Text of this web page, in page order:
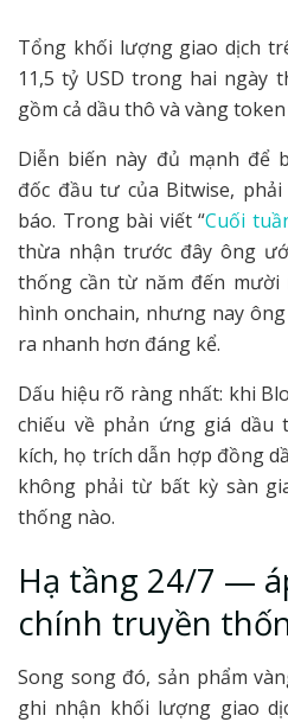
Tổng khối lượng giao dịch
11,5 tỷ USD trong hai ngày
gồm cả dầu thô và vàng
Diễn biến này đủ mạnh để
đốc đầu tư của Bitwise,
báo. Trong bài viết “Cuối
thừa nhận trước đây ông
thống cần từ năm đến mười
hình onchain, nhưng nay
ra nhanh hơn đáng kể.
Dấu hiệu rõ ràng nhất: khi
chiếu về phản ứng giá dầu
kích, họ trích dẫn hợp đồng
không phải từ bất kỳ sàn
thống nào.
Hạ tầng 24/7 —
chính truyền
Song song đó, sản phẩm
ghi nhận khối lượng giao